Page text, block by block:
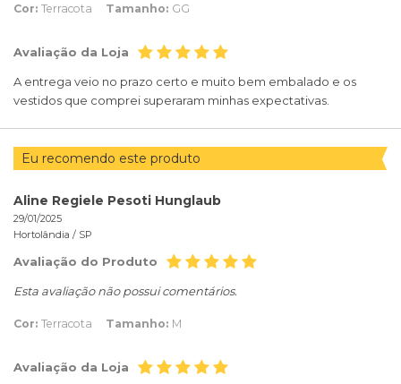
Cor: Terracota Tamanho: GG
Avaliação da Loja
A entrega veio no prazo certo e muito bem embalado e os
vestidos que comprei superaram minhas expectativas.
Eu recomendo este produto
Aline Regiele Pesoti Hunglaub
29/01/2025
Hortolândia / SP
Avaliação do Produto
Esta avaliação não possui comentários.
Cor: Terracota Tamanho: M
Avaliação da Loja